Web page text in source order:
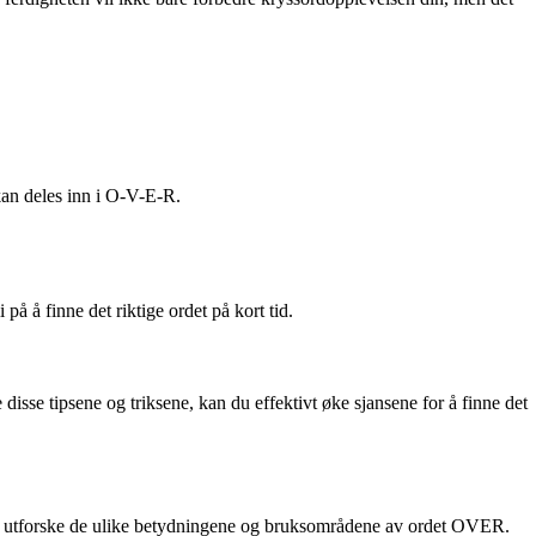
deles inn i O-V-E-R.
på å finne det riktige ordet på kort tid.
tipsene og triksene, kan du effektivt øke sjansene for å finne det
de ulike betydningene og bruksområdene av ordet OVER.